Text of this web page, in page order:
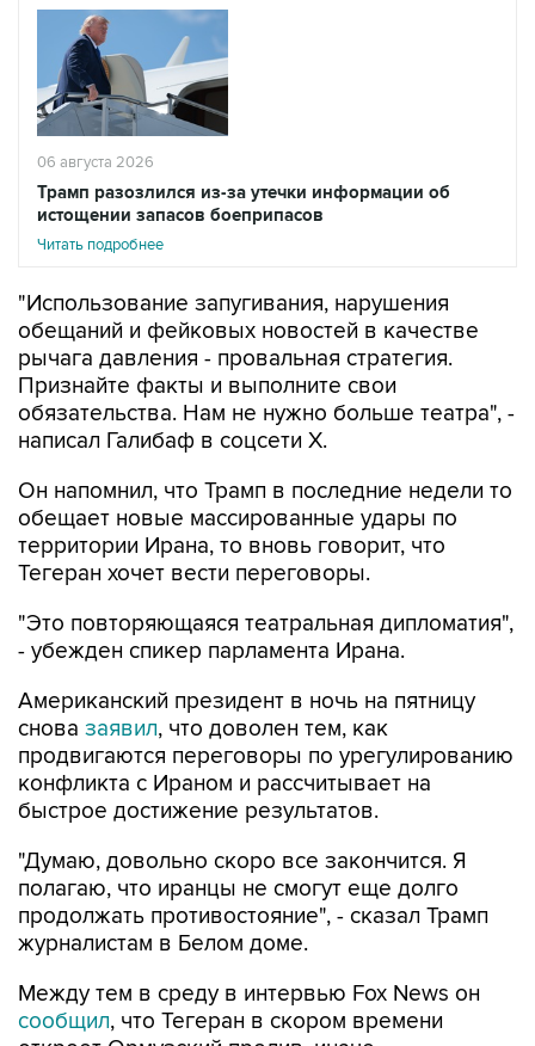
06 августа 2026
Трамп разозлился из-за утечки информации об
истощении запасов боеприпасов
Читать подробнее
"Использование запугивания, нарушения
обещаний и фейковых новостей в качестве
рычага давления - провальная стратегия.
Признайте факты и выполните свои
обязательства. Нам не нужно больше театра", -
написал Галибаф в соцсети X.
Он напомнил, что Трамп в последние недели то
обещает новые массированные удары по
территории Ирана, то вновь говорит, что
Тегеран хочет вести переговоры.
"Это повторяющаяся театральная дипломатия",
- убежден спикер парламента Ирана.
Американский президент в ночь на пятницу
снова заявил, что доволен тем, как
продвигаются переговоры по урегулированию
конфликта с Ираном и рассчитывает на
быстрое достижение результатов.
"Думаю, довольно скоро все закончится. Я
полагаю, что иранцы не смогут еще долго
продолжать противостояние", - сказал Трамп
журналистам в Белом доме.
Между тем в среду в интервью Fox News он
сообщил, что Тегеран в скором времени